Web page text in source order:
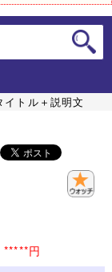
イトル＋説明文
*****円